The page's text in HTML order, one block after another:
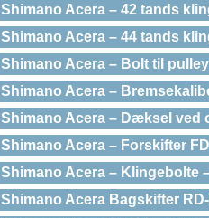
Shimano Acera – 42 tands
Shimano Acera – 44 tands
Shimano Acera – Bolt til
Shimano Acera –
Shimano Acera – Dæksel ved
Shimano Acera – Forskifter
Shimano Acera – Klingebolte
Shimano Acera Bagskifter